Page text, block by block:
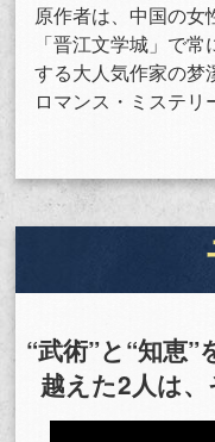
会員設定 会員情報
決済方法変更
原作者は、中国の
「晋江文学城」で
する大人気作家の梦
ロマンス・ミステリ
“武術”と“知恵”
越えた2人は